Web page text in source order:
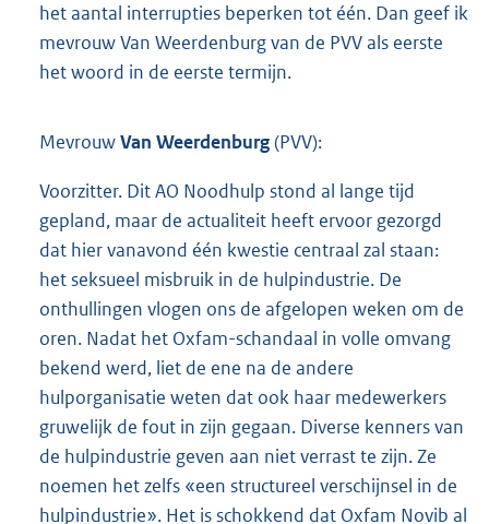
het aantal interrupties beperken tot één. Dan geef ik
mevrouw Van Weerdenburg van de PVV als eerste
het woord in de eerste termijn.
MevrouwVan Weerdenburg(PVV):
Voorzitter. Dit AO Noodhulp stond al lange tijd
gepland, maar de actualiteit heeft ervoor gezorgd
dat hier vanavond één kwestie centraal zal staan:
het seksueel misbruik in de hulpindustrie. De
onthullingen vlogen ons de afgelopen weken om de
oren. Nadat het Oxfam-schandaal in volle omvang
bekend werd, liet de ene na de andere
hulporganisatie weten dat ook haar medewerkers
gruwelijk de fout in zijn gegaan. Diverse kenners van
de hulpindustrie geven aan niet verrast te zijn. Ze
noemen het zelfs «een structureel verschijnsel in de
hulpindustrie». Het is schokkend dat Oxfam Novib al